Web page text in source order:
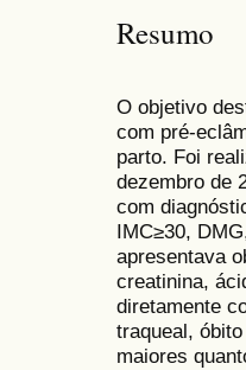
Resumo
O objetivo
com pré-
parto. Foi
dezembro de
com
IMC≥30,
apresentava
creatinina,
diretamente
traqueal,
maiores